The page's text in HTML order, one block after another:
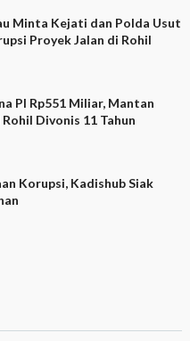
Minta Kejati dan Polda Usut
Proyek Jalan di Rohil
PI Rp551 Miliar, Mantan
Divonis 11 Tahun
Korupsi, Kadishub Siak